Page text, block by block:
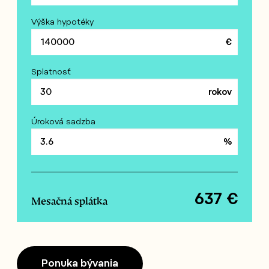
Výška hypotéky
Splatnosť
Úroková sadzba
Mesačná splátka 637 €
Ponuka bývania